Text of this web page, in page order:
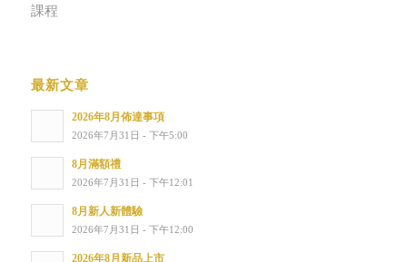
課程
最新文章
2026年8月佈達事項
2026年7月31日 - 下午5:00
8月滿額禮
2026年7月31日 - 下午12:01
8月新人新體驗
2026年7月31日 - 下午12:00
2026年8月新品上市